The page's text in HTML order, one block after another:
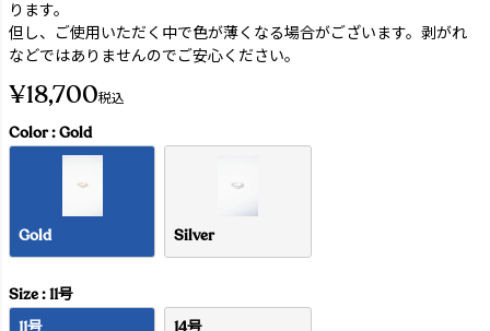
ります。
但し、ご使用いただく中で色が薄くなる場合がございます。剥がれ
などではありませんのでご安心ください。
¥18,700税込
Color Gold
Gold Silver
Size 11号
11号 14号